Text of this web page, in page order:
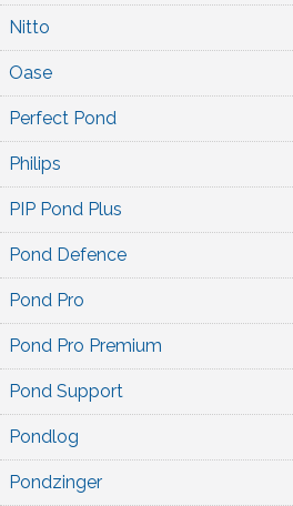
Nitto
Oase
Perfect Pond
Philips
PIP Pond Plus
Pond Defence
Pond Pro
Pond Pro Premium
Pond Support
Pondlog
Pondzinger